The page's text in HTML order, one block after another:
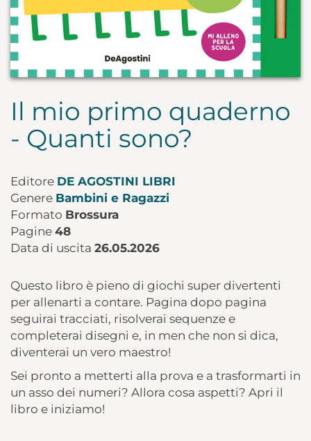
Il mio primo quaderno
- Quanti sono?
Editore DE AGOSTINI LIBRI
Genere Bambini e Ragazzi
Formato Brossura
Pagine 48
Data di uscita 26.05.2026
Questo libro è pieno di giochi super divertenti
per allenarti a contare. Pagina dopo pagina
seguirai tracciati, risolverai sequenze e
completerai disegni e, in men che non si dica,
diventerai un vero maestro!
Sei pronto a metterti alla prova e a trasformarti in
un asso dei numeri? Allora cosa aspetti? Apri il
libro e iniziamo!